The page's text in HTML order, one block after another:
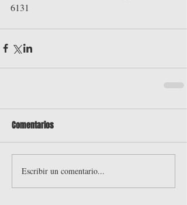
6131
Comentarios
Escribir un comentario...